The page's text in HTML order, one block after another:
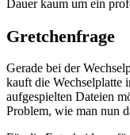
Dauer kaum um ein
Gretchenfrage
Gerade bei der
kauft die Wechselplatte
aufgespielten Dateien
Problem, wie man nun